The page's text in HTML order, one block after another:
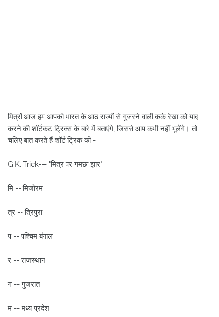
मित्रों आज हम आपको भारत के आठ राज्यों से गुजरने वाली कर्क रेखा को याद
करने की शॉर्टकटट्रिक्सके बारे में बताएंगे, जिससे आप कभी नहीं भूलेंगे। तो
चलिए बात करते हैं शॉर्ट ट्रिक की -
G.K. Trick--- "मित्र पर गमछा झार"
मि -- मिजोरम
त्र -- त्रिपुरा
प -- पश्चिम बंगाल
र -- राजस्थान
ग -- गुजरात
म -- मध्य प्रदेश